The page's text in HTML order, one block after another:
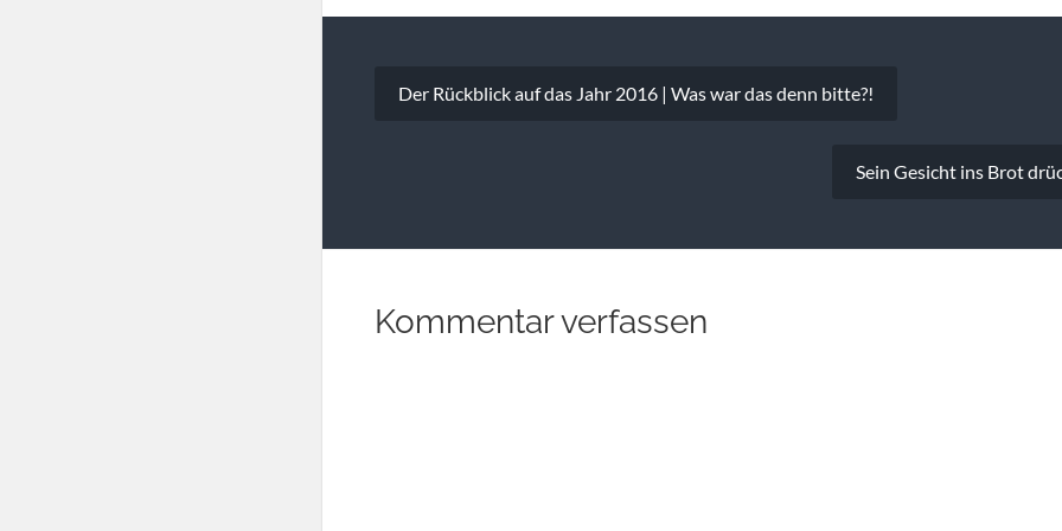
Der Rückblick auf das Jahr 2016 | Was war das denn bitte?!
Sein Gesicht ins Brot
Kommentar verfassen